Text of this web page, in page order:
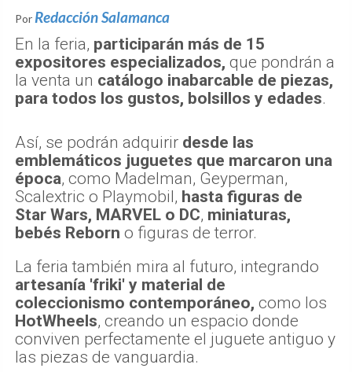
Por Redacción Salamanca
En la feria, participarán más de 15
expositores especializados, que pondrán a
la venta un catálogo inabarcable de piezas,
para todos los gustos, bolsillos y edades.
Así, se podrán adquirir desde las
emblemáticos juguetes que marcaron una
época, como Madelman, Geyperman,
Scalextric o Playmobil, hasta figuras de
Star Wars, MARVEL o DC, miniaturas,
bebés Reborn o figuras de terror.
La feria también mira al futuro, integrando
artesanía 'friki' y material de
coleccionismo contemporáneo, como los
HotWheels, creando un espacio donde
conviven perfectamente el juguete antiguo y
las piezas de vanguardia.